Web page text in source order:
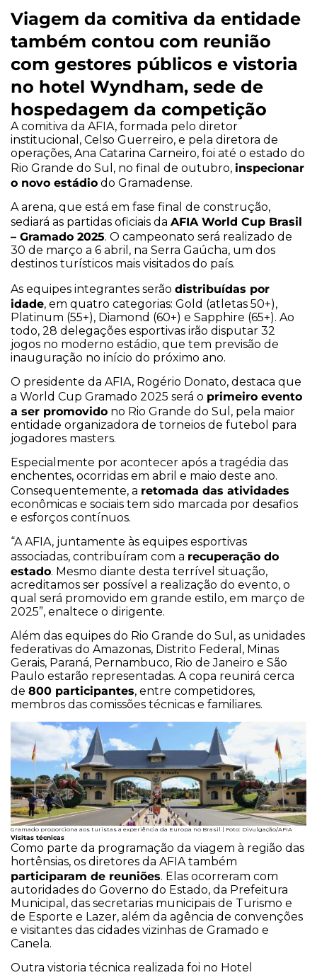
Viagem da comitiva da entidade
também contou com reunião
com gestores públicos e vistoria
no hotel Wyndham, sede de
hospedagem da competição
A comitiva da AFIA, formada pelo diretor
institucional, Celso Guerreiro, e pela diretora de
operações, Ana Catarina Carneiro, foi até o estado do
Rio Grande do Sul, no final de outubro, inspecionar
o novo estádio do Gramadense.
A arena, que está em fase final de construção,
sediará as partidas oficiais da AFIA World Cup Brasil
– Gramado 2025. O campeonato será realizado de
30 de março a 6 abril, na Serra Gaúcha, um dos
destinos turísticos mais visitados do país.
As equipes integrantes serão distribuídas por
idade, em quatro categorias: Gold (atletas 50+),
Platinum (55+), Diamond (60+) e Sapphire (65+). Ao
todo, 28 delegações esportivas irão disputar 32
jogos no moderno estádio, que tem previsão de
inauguração no início do próximo ano.
O presidente da AFIA, Rogério Donato, destaca que
a World Cup Gramado 2025 será o primeiro evento
a ser promovido no Rio Grande do Sul, pela maior
entidade organizadora de torneios de futebol para
jogadores masters.
Especialmente por acontecer após a tragédia das
enchentes, ocorridas em abril e maio deste ano.
Consequentemente, a retomada das atividades
econômicas e sociais tem sido marcada por desafios
e esforços contínuos.
“A AFIA, juntamente às equipes esportivas
associadas, contribuíram com a recuperação do
estado. Mesmo diante desta terrível situação,
acreditamos ser possível a realização do evento, o
qual será promovido em grande estilo, em março de
2025”, enaltece o dirigente.
Além das equipes do Rio Grande do Sul, as unidades
federativas do Amazonas, Distrito Federal, Minas
Gerais, Paraná, Pernambuco, Rio de Janeiro e São
Paulo estarão representadas. A copa reunirá cerca
de 800 participantes, entre competidores,
membros das comissões técnicas e familiares.
Gramado proporciona aos turistas a experiência da Europa no Brasil | Foto: Divulgação/AFIA
Visitas técnicas
Como parte da programação da viagem à região das
hortênsias, os diretores da AFIA também
participaram de reuniões. Elas ocorreram com
autoridades do Governo do Estado, da Prefeitura
Municipal, das secretarias municipais de Turismo e
de Esporte e Lazer, além da agência de convenções
e visitantes das cidades vizinhas de Gramado e
Canela.
Outra vistoria técnica realizada foi no Hotel